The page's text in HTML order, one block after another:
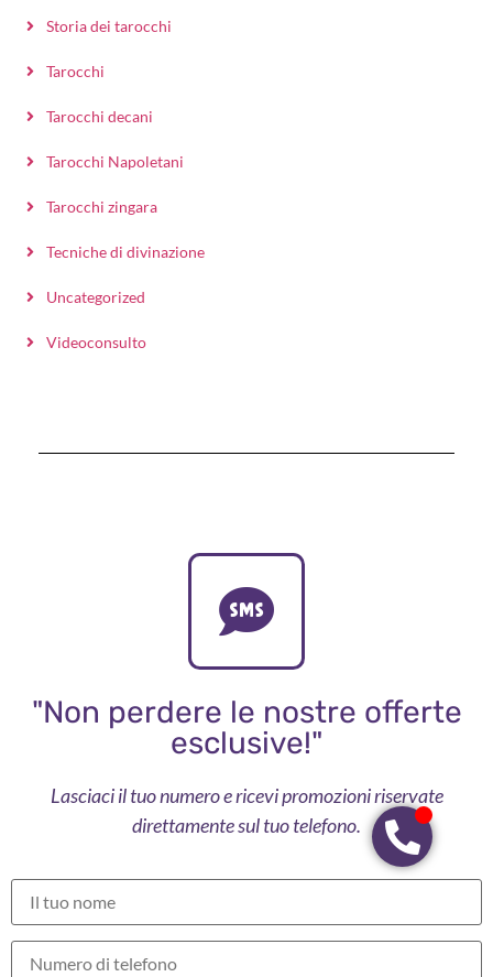
Storia dei tarocchi
Tarocchi
Tarocchi decani
Tarocchi Napoletani
Tarocchi zingara
Tecniche di divinazione
Uncategorized
Videoconsulto
"Non perdere le nostre offerte
esclusive!"
Lasciaci il tuo numero e ricevi promozioni riservate
direttamente sul tuo telefono.